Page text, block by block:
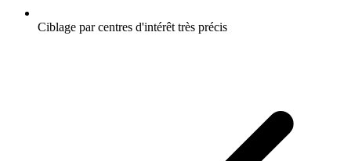
Ciblage par centres d'intérêt très précis